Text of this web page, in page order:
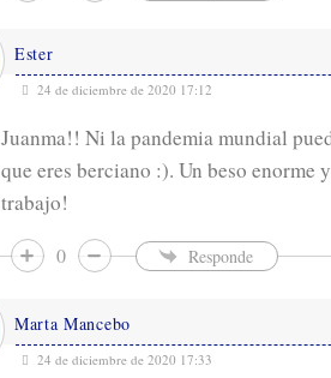
Ester
24 de diciembre de 2020 17:12
Juanma!! Ni la pandemia mundial
que eres berciano :). Un beso enorme
trabajo!
0 Responde
Marta Mancebo
24 de diciembre de 2020 17:33